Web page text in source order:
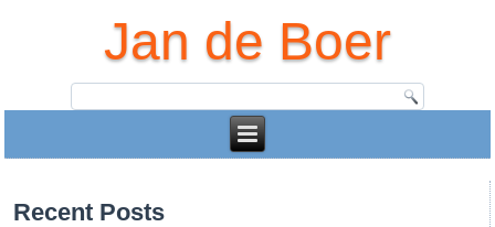
Jan de Boer
Recent Posts